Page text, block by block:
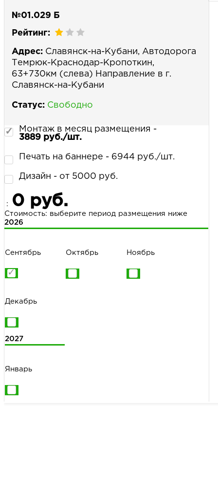
№01.029 Б
Рейтинг:
Адрес: Славянск-на-Кубани, Автодорога
Темрюк-Краснодар-Кропоткин,
63+730км (слева) Направление в г.
Славянск-на-Кубани
Статус: Свободно
Монтаж в месяц размещения -
3889 руб./шт.
Печать на баннере - 6944 руб./шт.
Дизайн - от 5000 руб.
: 0 руб.
Стоимость: выберите период размещения ниже
2026
Сентябрь Октябрь Ноябрь
Декабрь
2027
Январь